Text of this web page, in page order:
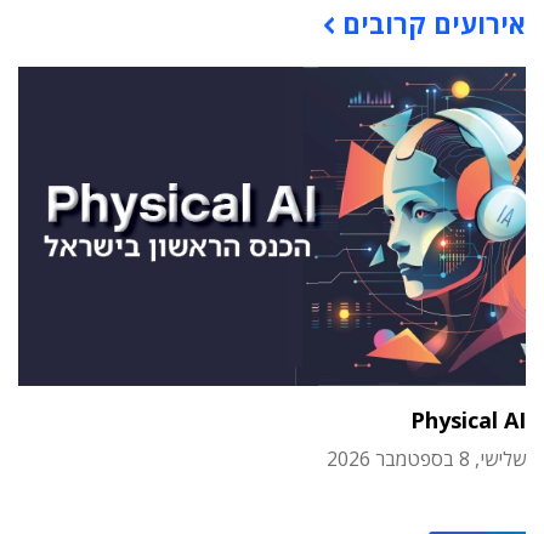
אירועים קרובים
Physical AI
שלישי, 8 בספטמבר 2026